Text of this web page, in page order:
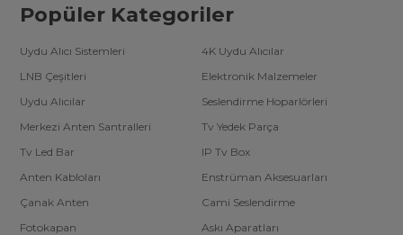
Popüler Kategoriler
Uydu Alıcı Sistemleri
4K Uydu Alıcılar
LNB Çeşitleri
Elektronik Malzemeler
Uydu Alıcılar
Seslendirme Hoparlörleri
Merkezi Anten Santralleri
Tv Yedek Parça
Tv Led Bar
IP Tv Box
Anten Kabloları
Enstrüman Aksesuarları
Çanak Anten
Cami Seslendirme
Fotokapan
Askı Aparatları